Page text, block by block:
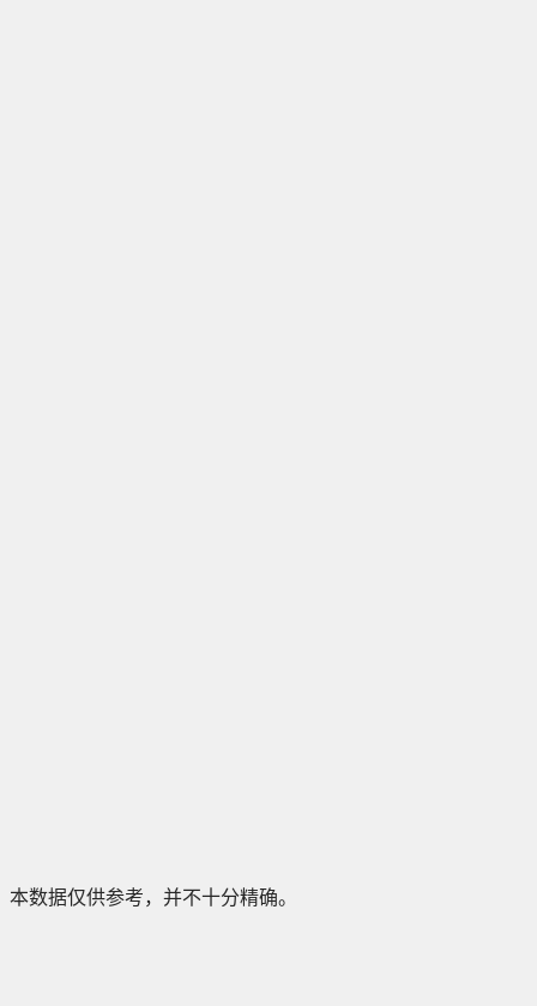
本数据仅供参考，并不十分精确。